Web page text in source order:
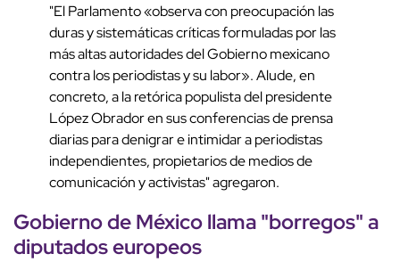
"El Parlamento «observa con preocupación las
duras y sistemáticas críticas formuladas por las
más altas autoridades del Gobierno mexicano
contra los periodistas y su labor». Alude, en
concreto, a laretórica populista del presidente
López Obrador en sus conferencias de prensa
diarias para denigrar e intimidar a periodistas
independientes, propietarios de medios de
comunicación y activistas" agregaron.
Gobierno de México llama "borregos" a
diputados europeos